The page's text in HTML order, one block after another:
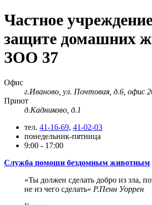
Частное
защите домашних
ЗОО 37
Офис
г.Иваново, ул. Почтовая, д.6, офис
Приют
д.Кадниково, д.1
тел. 41-16-69, 41-02-03
понедельник-пятница
9:00 - 17:00
Служба помоши бездомным животным
Ты должен сделать добро из зла,
не из чего сделать
Р.Пенн Уоррен